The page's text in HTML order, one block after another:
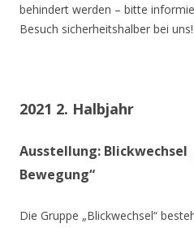
behindert werden – bitte
Besuch sicherheitshalber bei uns!
2021 2. Halbjahr
Ausstellung: Blickwechsel
Bewegung“
Die Gruppe „Blickwechsel“